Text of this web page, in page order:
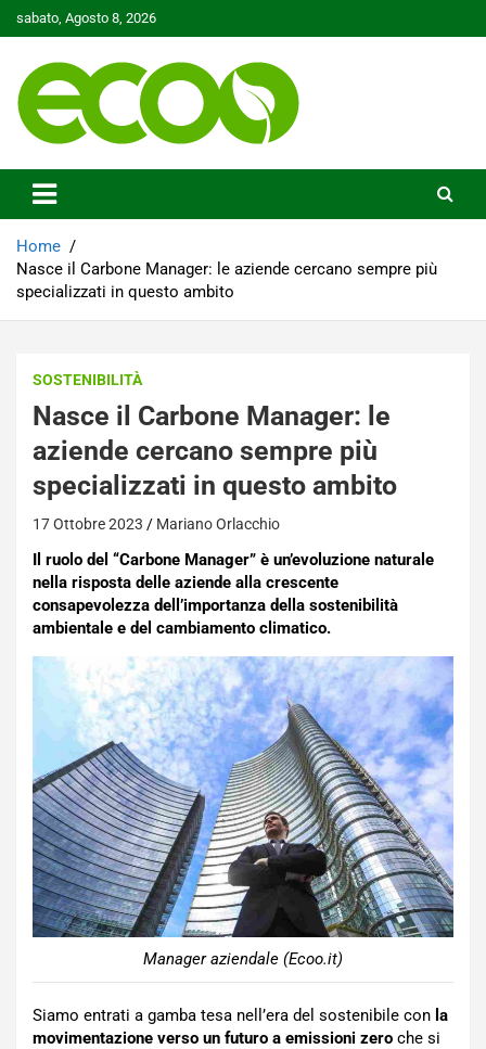
to
sabato, Agosto 8, 2026
Ecoo.it
Home
Nasce il Carbone Manager: le aziende cercano sempre più
specializzati in questo ambito
SOSTENIBILITÀ
Nasce il Carbone Manager: le
aziende cercano sempre più
specializzati in questo ambito
17 Ottobre 2023 Mariano Orlacchio
Il ruolo del “Carbone Manager” è un’evoluzione naturale
nella risposta delle aziende alla crescente
consapevolezza dell’importanza della sostenibilità
ambientale e del cambiamento climatico.
Manager aziendale (Ecoo.it)
Siamo entrati a gamba tesa nell’era del sostenibile con la
movimentazione verso un futuro a emissioni zero che si